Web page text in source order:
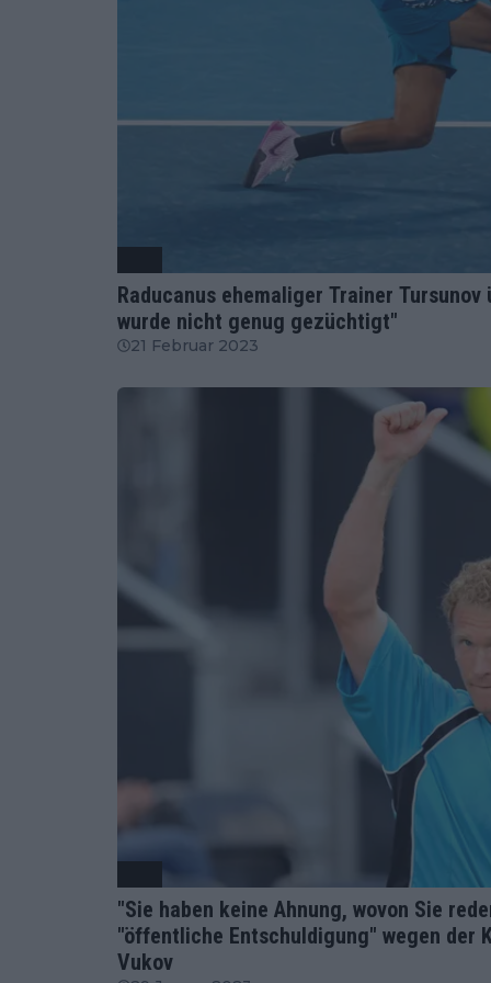
Raducanus ehemaliger Trainer
wurde nicht genug gezüchtigt"
21 Februar 2023
"Sie haben keine Ahnung, wovon Sie
"öffentliche Entschuldigung" wegen der
Vukov